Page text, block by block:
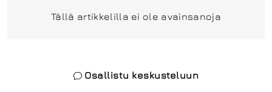
Tällä artikkelilla ei ole avainsanoja
Osallistu keskusteluun